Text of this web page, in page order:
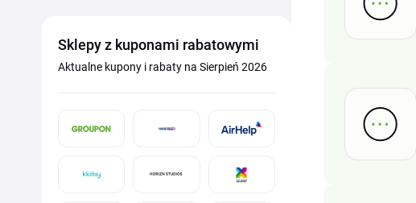
Sklepy z kuponami rabatowymi
Aktualne kupony i rabaty na Sierpień 2026